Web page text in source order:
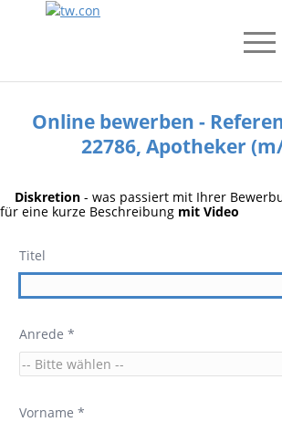
Online bewerben -
22786, Apotheker
Diskretion - was passiert mit Ihrer
für eine kurze Beschreibung mit Video
Titel
Anrede *
Vorname *